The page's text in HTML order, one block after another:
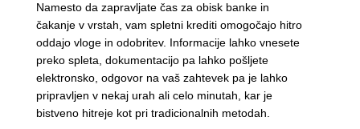
Namesto da zapravljate čas za obisk banke in
čakanje v vrstah, vam spletni krediti omogočajo hitro
oddajo vloge in odobritev. Informacije lahko vnesete
preko spleta, dokumentacijo pa lahko pošljete
elektronsko, odgovor na vaš zahtevek pa je lahko
pripravljen v nekaj urah ali celo minutah, kar je
bistveno hitreje kot pri tradicionalnih metodah.